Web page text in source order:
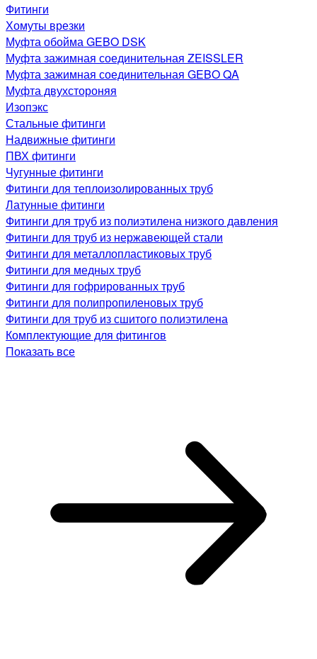
Фитинги
Хомуты врезки
Муфта обойма GEBO DSK
Муфта зажимная соединительная ZEISSLER
Муфта зажимная соединительная GEBO QA
Муфта двухстороняя
Изопэкс
Стальные фитинги
Надвижные фитинги
ПВХ фитинги
Чугунные фитинги
Фитинги для теплоизолированных труб
Латунные фитинги
Фитинги для труб из полиэтилена низкого давления
Фитинги для труб из нержавеющей стали
Фитинги для металлопластиковых труб
Фитинги для медных труб
Фитинги для гофрированных труб
Фитинги для полипропиленовых труб
Фитинги для труб из сшитого полиэтилена
Комплектующие для фитингов
Показать все